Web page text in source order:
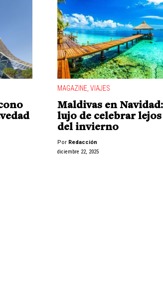
MAGAZINE, VIAJES
Maldivas en
lujo de celebrar lejos
del invierno
Por Redacción
diciembre 22, 2025